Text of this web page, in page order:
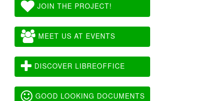
JOIN THE PROJECT!
MEET US AT EVENTS
DISCOVER LIBREOFFICE
GOOD LOOKING DOCUMENTS